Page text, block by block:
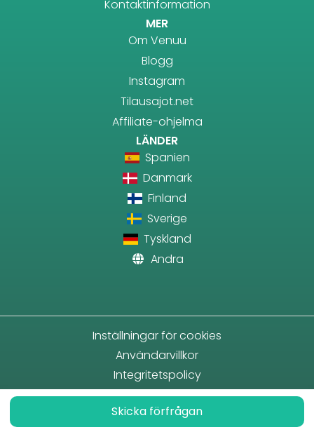
Skicka förfrågan
Kontaktinformation
MER
Om Venuu
Blogg
Instagram
Tilausajot.net
Affiliate-ohjelma
LÄNDER
Spanien
Danmark
Finland
Sverige
Tyskland
Andra
Inställningar för cookies
Användarvillkor
Integritetspolicy